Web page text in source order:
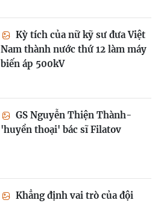
Kỳ tích của nữ kỹ sư đưa Việt
Nam thành nước thứ 12 làm máy
biến áp 500kV
GS Nguyễn Thiện Thành-
'huyền thoại' bác sĩ Filatov
Khẳng định vai trò của đội